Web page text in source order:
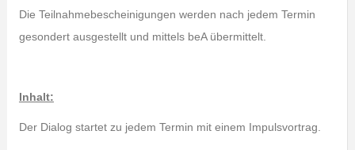
Die Teilnahmebescheinigungen werden nach jedem Termin
gesondert ausgestellt und mittels beA übermittelt.
Inhalt:
Der Dialog startet zu jedem Termin mit einem Impulsvortrag.